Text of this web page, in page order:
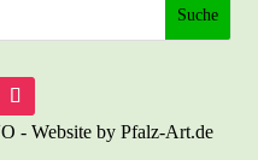
- Website by Pfalz-Art.de